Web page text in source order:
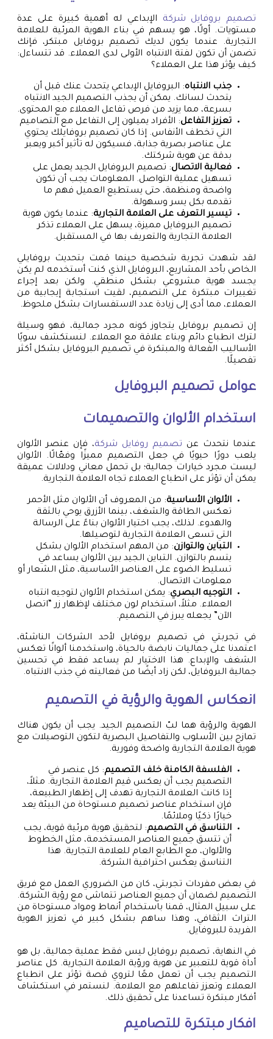
تصميم بروفايل شركة الإبداعي له أهمية كبيرة على عدة
مستويات. أولًا، هو يسهم في بناء الهوية المرئية للعلامة
التجارية. عندما يكون لديك تصميم بروفايل مبتكر، فإنك
تضمن أن تكون لفتة الانتباه الأولى لدى العملاء. قد تتساءل:
كيف يؤثر هذا على العملاء؟
جذب الانتباه: البروفايل الإبداعي يتحدث عنك قبل أن
يتحدث لسانك. يمكن أن يجذب التصميم الجيد الانتباه
بسرعة، مما يزيد من فرص تفاعل العملاء مع المحتوى.
تعزيز التفاعل: الأفراد يميلون إلى التفاعل مع التصاميم
التي تخطف الأنفاس. إذا كان تصميم بروفايلك يحتوي
على عناصر بصرية جذابة، فسيكون له تأثير أكبر ويعبر
بدقة عن هوية شركتك.
فعالية الاتصال: تصميم البروفايل الجيد يعمل على
تسهيل عملية التواصل. المعلومات يجب أن تكون
واضحة ومنظمة، حتى يستطيع العميل فهم ما
تقدمه بكل يسر وسهولة.
تيسير التعرف على العلامة التجارية: عندما يكون هوية
تصميم البروفايل مميزة، يسهل على العملاء تذكر
العلامة التجارية والتعريف بها في المستقبل.
لقد شهدت تجربة شخصية حينما قمت بتحديث بروفايلي
الخاص بأحد المشاريع، البروفايل الذي كنت أستخدمه لم يكن
يجسد هوية مشروعي بشكل منطقي. ولكن بعد إجراء
تغييرات مبتكرة على التصميم، لقيت استجابة إيجابية من
العملاء، مما أدى إلى زيادة عدد الاستفسارات بشكل ملحوظ.
إن تصميم بروفايل يتجاوز كونه مجرد جمالية، فهو وسيلة
لترك انطباع دائم وبناء علاقة مع العملاء. لنستكشف سويًا
الأساليب الفعالة والمبتكرة في تصميم البروفايل بشكل أكثر
تفصيلًا.
عوامل تصميم البروفايل
استخدام الألوان والتصميمات
عندما نتحدث عن تصميم روفايل شركة، فإن عنصر الألوان
يلعب دورًا حيويًا في جعل التصميم مميزًا وفعّالًا. الألوان
ليست مجرد خيارات جمالية؛ بل تحمل معاني ودلالات عميقة
يمكن أن تؤثر على انطباع العملاء تجاه العلامة التجارية.
الألوان الأساسية: من المعروف أن الألوان مثل الأحمر
تعكس الطاقة والشغف، بينما الأزرق يوحي بالثقة
والهدوء. لذلك، يجب اختيار الألوان بناءً على الرسالة
التي تسعى العلامة التجارية لتوصيلها.
التباين والتوازن: من المهم استخدام الألوان بشكل
يتسم بالتوازن. التباين الجيد بين الألوان يساعد في
تسليط الضوء على العناصر الأساسية، مثل الشعار أو
معلومات الاتصال.
التوجيه البصري: يمكن استخدام الألوان لتوجيه انتباه
العملاء. مثلاً، استخدام لون مختلف لإظهار زر “اتصل
الآن” يجعله يبرز في التصميم.
في تجربتي في تصميم بروفايل لأحد الشركات الناشئة،
اعتمدنا على جماليات نابضة بالحياة، واستخدمنا ألوانًا تعكس
الشغف والإبداع. هذا الاختيار لم يساعد فقط في تحسين
جمالية البروفايل، لكن زاد أيضًا من فعاليته في جذب الانتباه.
انعكاس الهوية والرؤية في التصميم
الهوية والرؤية هما لبّ التصميم الجيد. يجب أن يكون هناك
تمازج بين الأسلوب والتفاصيل البصرية لتكون التوصيلات مع
هوية العلامة التجارية واضحة وفورية.
الفلسفة الكامنة خلف التصميم: كل عنصر في
التصميم يجب أن يعكس قيم العلامة التجارية. مثلاً،
إذا كانت العلامة التجارية تهدف إلى إظهار الطبيعة،
فإن استخدام عناصر تصميم مستوحاة من البيئة يعد
خيارًا ذكيًا وملائمًا.
التناسق في التصميم: لتحقيق هوية مرئية قوية، يجب
أن تتسق جميع العناصر المستخدمة، مثل الخطوط
والألوان، مع الطابع العام للعلامة التجارية. هذا
التناسق يعكس احترافية الشركة.
في بعض مفردات تجربتي، كان من الضروري العمل مع فريق
التصميم لضمان أن جميع العناصر تتماشى مع رؤية الشركة.
على سبيل المثال، قمنا باستخدام أنماط ومواد مستوحاة من
التراث الثقافي، وهذا ساهم بشكل كبير في تعزيز الهوية
الفريدة للبروفايل.
في النهاية، تصميم بروفايل ليس فقط عملية جمالية، بل هو
أداة قوية للتعبير عن هوية ورؤية العلامة التجارية. كل عناصر
التصميم يجب أن تعمل معًا لتروي قصة تؤثر على انطباع
العملاء وتعزز تفاعلهم مع العلامة. لنستمر في استكشاف
أفكار مبتكرة تساعدنا على تحقيق ذلك.
افكار مبتكرة للتصاميم